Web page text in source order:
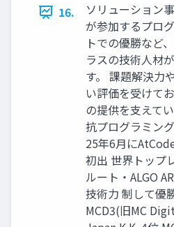
16.
ソリューション
が参加するプロ
トでの優勝など
ラスの技術人材
す。 課題解決力
い評価を受けて
の提供を支えて
抗プログラミン
25年6月に
初出 世界トップ
ルート・ALGO
技術力 制して優
MCD3(旧MC